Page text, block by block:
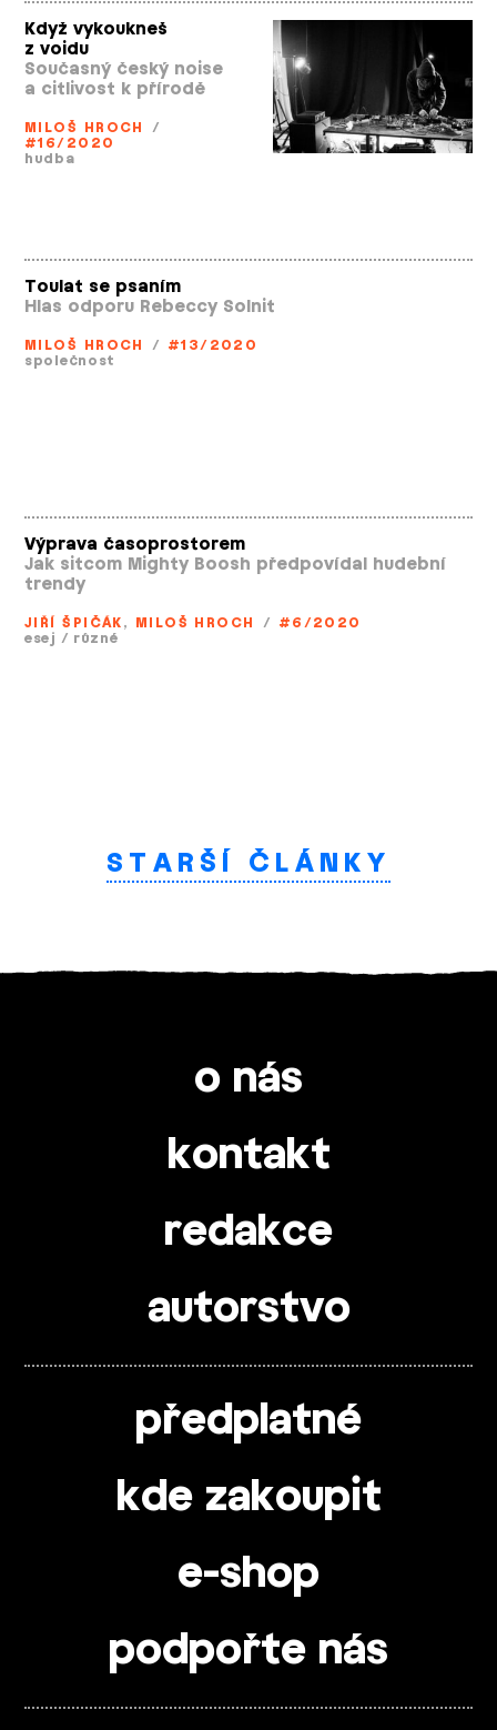
Když vykoukneš
z voidu
Současný český noise
a citlivost k přírodě
MILOŠ HROCH
/
#16/2020
hudba
Toulat se psaním
Hlas odporu Rebeccy Solnit
MILOŠ HROCH / #13/2020
společnost
Výprava časoprostorem
Jak sitcom Mighty Boosh předpovídal hudební
trendy
JIŘÍ ŠPIČÁK, MILOŠ HROCH / #6/2020
esej / různé
STARŠÍ ČLÁNKY
o nás
kontakt
redakce
autorstvo
předplatné
kde zakoupit
e-shop
podpořte nás